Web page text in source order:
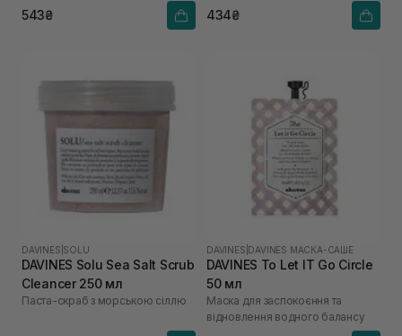
543₴ 434₴
DAVINES SOLU
DAVINES Solu Sea Salt Scrub
Cleancer 250 мл
Паста-скраб з морською сіллю
DAVINES DAVINES МАСКА-САШЕ
DAVINES To Let IT Go Circle
50 мл
Маска для заспокоєння та
відновлення водного балансу